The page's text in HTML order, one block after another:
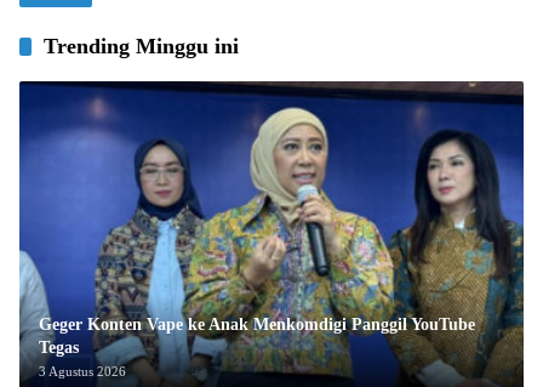
Trending Minggu ini
Geger Konten Vape ke Anak Menkomdigi Panggil YouTube
Tegas
3 Agustus 2026